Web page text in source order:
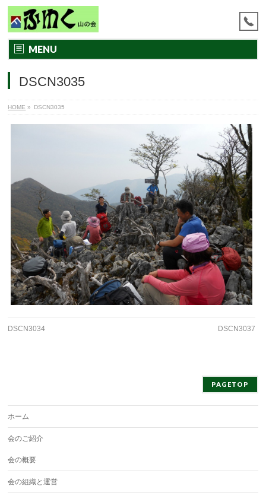
MENU
DSCN3035
HOME » DSCN3035
DSCN3034 DSCN3037
PAGETOP
ホーム
会のご紹介
会の概要
会の組織と運営